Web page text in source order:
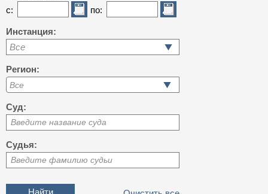
с: по:
Инстанция:
Все
Регион:
Суд:
Введите название суда
Судья:
Введите фамилию судьи